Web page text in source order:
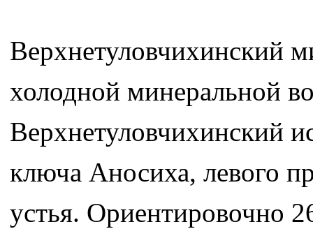
Верхнетуловчихинский
холодной минеральной
Верхнетуловчихинский
ключа Аносиха, левого
устья. Ориентировочно